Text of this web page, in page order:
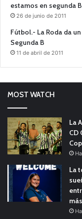
estamos en segunda
26 de junio de 2011
Fútbol.- La Roda da
Segunda B
11 de abril de 2011
MOST WATCH
La
CD
La